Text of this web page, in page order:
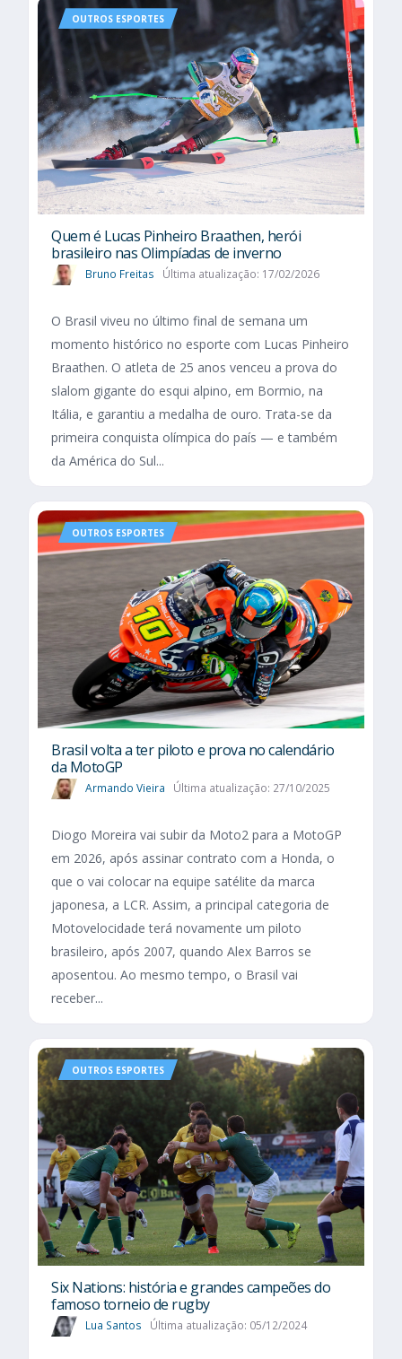
OUTROS ESPORTES
Quem é Lucas Pinheiro Braathen, herói
brasileiro nas Olimpíadas de inverno
Bruno Freitas Última atualização: 17/02/2026
O Brasil viveu no último final de semana um
momento histórico no esporte com Lucas Pinheiro
Braathen. O atleta de 25 anos venceu a prova do
slalom gigante do esqui alpino, em Bormio, na
Itália, e garantiu a medalha de ouro. Trata-se da
primeira conquista olímpica do país — e também
da América do Sul...
OUTROS ESPORTES
Brasil volta a ter piloto e prova no calendário
da MotoGP
Armando Vieira Última atualização: 27/10/2025
Diogo Moreira vai subir da Moto2 para a MotoGP
em 2026, após assinar contrato com a Honda, o
que o vai colocar na equipe satélite da marca
japonesa, a LCR. Assim, a principal categoria de
Motovelocidade terá novamente um piloto
brasileiro, após 2007, quando Alex Barros se
aposentou. Ao mesmo tempo, o Brasil vai
receber...
OUTROS ESPORTES
Six Nations​: história e grandes campeões do
famoso torneio de rugby
Lua Santos Última atualização: 05/12/2024